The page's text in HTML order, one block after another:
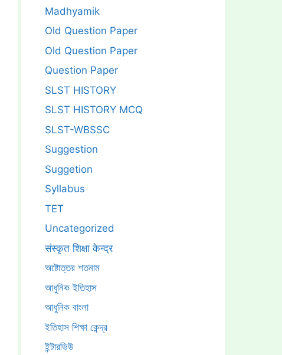
Madhyamik
Old Question Paper
Old Question Paper
Question Paper
SLST HISTORY
SLST HISTORY MCQ
SLST-WBSSC
Suggestion
Suggetion
Syllabus
TET
Uncategorized
संस्कृत शिक्षा केन्द्र
অষ্টোত্তর শতনাম
আধুনিক ইতিহাস
আধুনিক বাংলা
ইতিহাস শিক্ষা কেন্দ্র
ইন্টারভিউ